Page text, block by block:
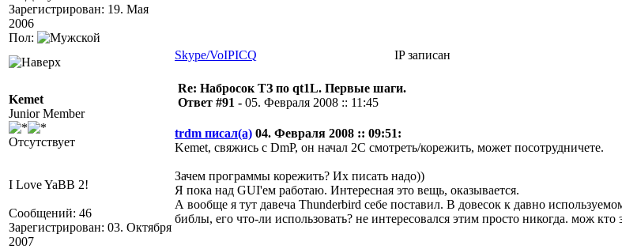
Зарегистрирован: 19. Мая
2006
Пол:
Skype/VoIPICQ IP записан
Kemet
Junior Member
Отсутствует
I Love YaBB 2!
Сообщений: 46
Зарегистрирован: 03. Октября
2007
Re: Набросок ТЗ по qt1L. Первые шаги.
Ответ #91 - 05. Февраля 2008 :: 11:45
trdm писал(а) 04. Февраля 2008 :: 09:51:
Kemet, свяжись с DmP, он начал 2С смотреть/корежить, может посотрудничете.
Зачем программы корежить? Их писать надо))
Я пока над GUI'ем работаю. Интересная это вещь, оказывается.
А вообще я тут давеча Thunderbird себе поставил. В довесок к давно
библы, его что-ли использовать? не интересовался этим просто никогда. мож кто